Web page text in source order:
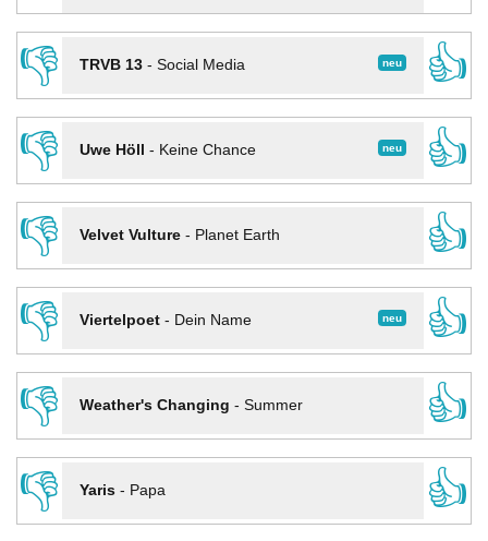
👎
neu
TRVB 13- Social Media
👍
👎
neu
Uwe Höll - Keine Chance
👍
👎
Velvet Vulture- Planet Earth
👍
👎
neu
Viertelpoet- Dein Name
👍
👎
Weather's Changing - Summer
👍
👎
Yaris- Papa 👍